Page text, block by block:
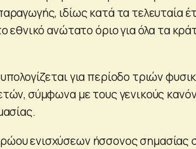
ιδίως κατά τα τελευταία
εθνικό ανώτατο όριο για όλα τα
για περίοδο τριών
σύμφωνα με τους γενικούς
ενισχύσεων ήσσονος σημασίας